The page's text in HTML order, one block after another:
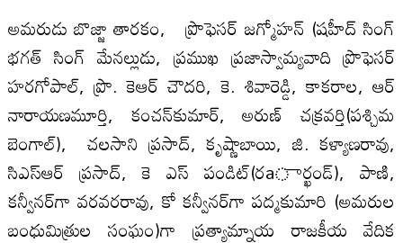
అమరుడు బొజ్జా తారకం, ప్రొఫెసర్‌ జగ్మోహన్‌ (షహీద్‌ సింగ్‌
భగత్‌ సింగ్‌ మేనల్లుడు, ప్రముఖ ప్రజాస్వామ్యవాది ప్రొఫెసర్‌
హరగోపాల్‌, ప్రొ. కెఆర్‌ చౌదరి, కె. శివారెడ్డి, కాకరాల, ఆర్‌
నారాయణమూర్తి, కంచన్‌కుమార్‌, అరుణ్‌ చక్రవర్తి(పశ్చిమ
బెంగాల్‌), చలసాని ప్రసాద్‌, కృష్ణాబాయి, జి. కళ్యాణరావు,
సిఎస్‌ఆర్‌ ప్రసాద్‌, కె ఎస్‌ పండిట్‌(రaార్ఖండ్‌), పాణి,
కన్వీనర్‌గా వరవరరావు, కో కన్వీనర్‌గా పద్మకుమారి (అమరుల
బంధుమిత్రుల సంఘం)గా ప్రత్యామ్నాయ రాజకీయ వేదిక